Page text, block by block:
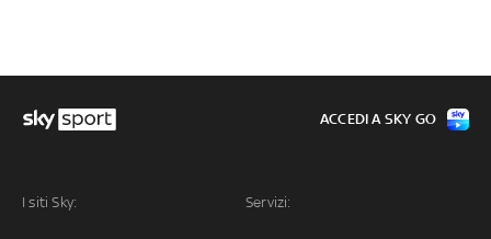
I siti Sky: Servizi:
ACCEDI A SKY GO